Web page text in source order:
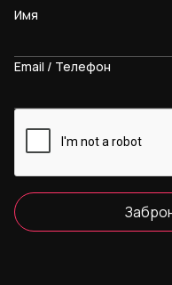
Имя
Email / Телефон